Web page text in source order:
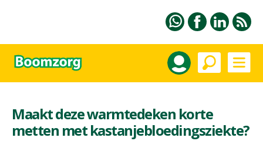
Maakt deze warmtedeken korte
metten met kastanjebloedingsziekte?